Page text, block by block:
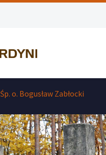
Śp. o. Bogusław Zabłocki